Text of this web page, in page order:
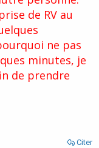
à traiter avec
dans tel ou tel
pratique de ce
pas traiter
d'eux posez
vous m'aider" la
votre souci
+ ou -
vers un
de temps,
aussi et surtout!...
de RV au
ne pas
minutes, je
de prendre
Citer